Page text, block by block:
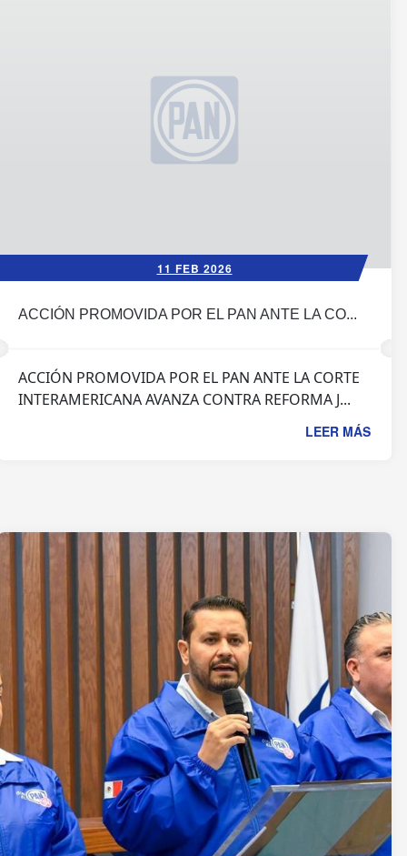
11 FEB 2026
ACCIÓN PROMOVIDA POR EL PAN ANTE LA CO...
ACCIÓN PROMOVIDA POR EL PAN ANTE LA CORTE
INTERAMERICANA AVANZA CONTRA REFORMA J...
LEER MÁS